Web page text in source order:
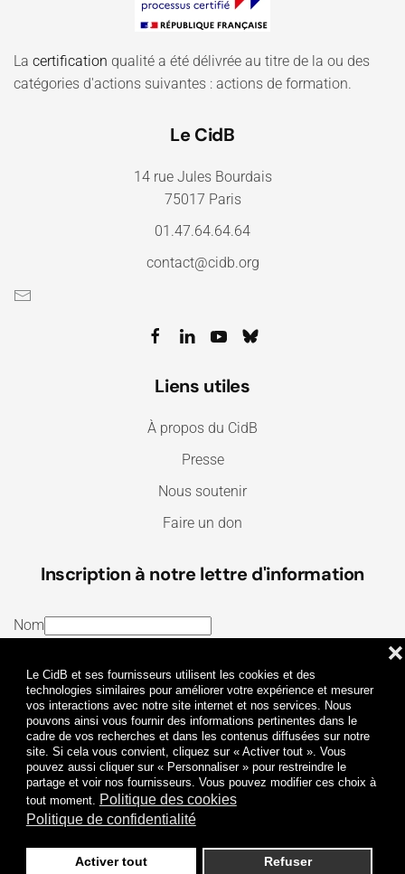
Le CidB et ses fournisseurs utilisent les cookies et des
technologies similaires pour améliorer votre expérience et mesurer
vos interactions avec notre site internet et nos services. Nous
pouvons ainsi vous fournir des informations pertinentes dans le
cadre de vos recherches et dans les contenus diffusées sur notre
site. Si cela vous convient, cliquez sur « Activer tout ». Vous
pouvez aussi cliquer sur « Personnaliser » pour restreindre le
partage et voir nos fournisseurs. Vous pouvez modifier ces choix à
tout moment. Politique des cookies
Politique de confidentialité
Activer tout Refuser
❌
La certification qualité a été délivrée au titre de la ou des
catégories d'actions suivantes : actions de formation.
Le CidB
14 rue Jules Bourdais
75017 Paris
01.47.64.64.64
contact@cidb.org
Liens utiles
À propos du CidB
Presse
Nous soutenir
Faire un don
Inscription à notre lettre d'information
Nom
J’ai lu et j’accepte lesTermes et conditionset la
Politique de confidentialité
Je m'abonne